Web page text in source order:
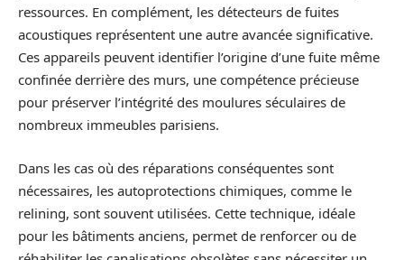
ressources. En complément, les détecteurs de fuites
acoustiques représentent une autre avancée significative.
Ces appareils peuvent identifier l’origine d’une fuite même
confinée derrière des murs, une compétence précieuse
pour préserver l’intégrité des moulures séculaires de
nombreux immeubles parisiens.
Dans les cas où des réparations conséquentes sont
nécessaires, les autoprotections chimiques, comme le
relining, sont souvent utilisées. Cette technique, idéale
pour les bâtiments anciens, permet de renforcer ou de